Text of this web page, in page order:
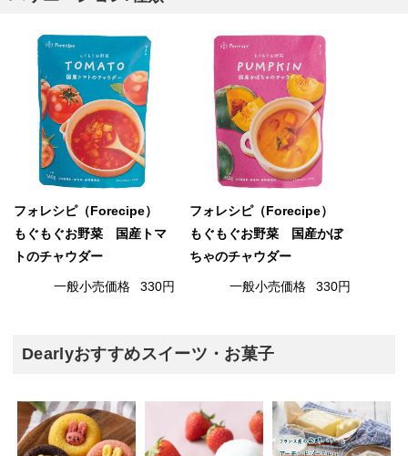
フォレシピ（Forecipe）
もぐもぐお野菜 国産トマ
トのチャウダー
一般小売価格 330円
フォレシピ（Forecipe）
もぐもぐお野菜 国産かぼ
ちゃのチャウダー
一般小売価格 330円
Dearlyおすすめスイーツ・お菓子